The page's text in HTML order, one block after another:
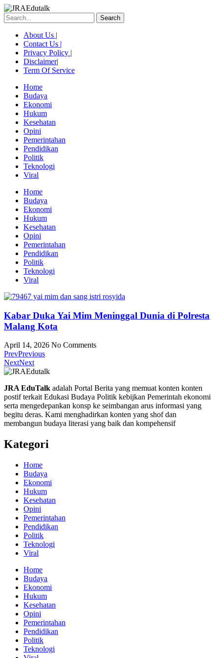
Skip
to
content
Search
About Us |
Contact Us |
Privacy Policy |
Disclaimer|
Term Of Service
Home
Budaya
Ekonomi
Hukum
Kesehatan
Opini
Pemerintahan
Pendidikan
Politik
Teknologi
Viral
Menu
Home
Budaya
Ekonomi
Hukum
Kesehatan
Opini
Pemerintahan
Pendidikan
Politik
Teknologi
Viral
Kabar Duka Yai Mim Meninggal Dunia di Polresta
Malang Kota
April 14, 2026 No Comments
PrevPrevious
NextNext
JRA EduTalk adalah Portal Berita yang memuat konten konten
postif terkait Edukasi Budaya Politik kebijkan Pemerintah ekonomi
serta mengedepankan konsp ke seimbangan arus informasi yang
begitu deras. Kami menghadirkan konten yang shof dan
membangun budaya literasi yang baik dan kompehensif
Kategori
Home
Budaya
Ekonomi
Hukum
Kesehatan
Opini
Pemerintahan
Pendidikan
Politik
Teknologi
Viral
Home
Budaya
Ekonomi
Hukum
Kesehatan
Opini
Pemerintahan
Pendidikan
Politik
Teknologi